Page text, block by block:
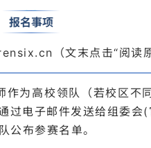
06
报名事项
（文末点击“阅读原
为高校领队（若校区不
过电子邮件发送给组委会(
公布参赛名单。